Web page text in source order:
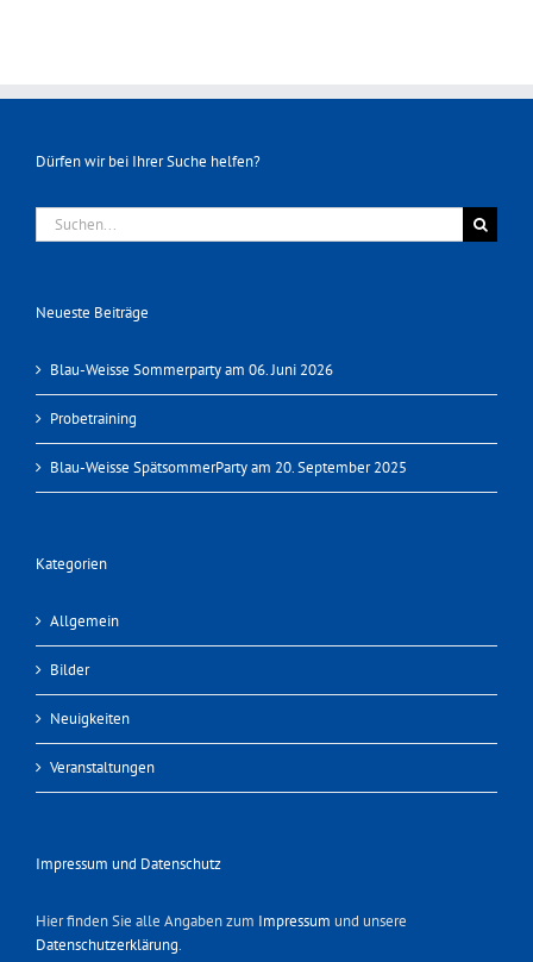
Dürfen wir bei Ihrer Suche helfen?
Suche
nach:
Neueste Beiträge
Blau-Weisse Sommerparty am 06. Juni 2026
Probetraining
Blau-Weisse SpätsommerParty am 20. September 2025
Kategorien
Allgemein
Bilder
Neuigkeiten
Veranstaltungen
Impressum und Datenschutz
Hier finden Sie alle Angaben zum Impressum und unsere
Datenschutzerklärung.